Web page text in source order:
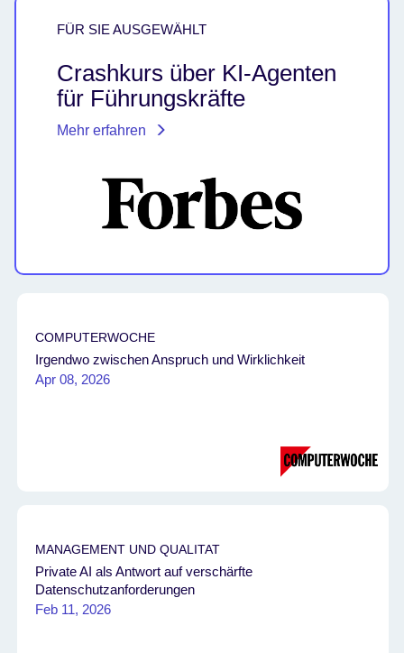
FÜR SIE AUSGEWÄHLT
Crashkurs über KI-Agenten
für Führungskräfte
Mehr erfahren
COMPUTERWOCHE
Irgendwo zwischen Anspruch und Wirklichkeit
Apr 08, 2026
MANAGEMENT UND QUALITAT
Private AI als Antwort auf verschärfte
Datenschutzanforderungen
Feb 11, 2026